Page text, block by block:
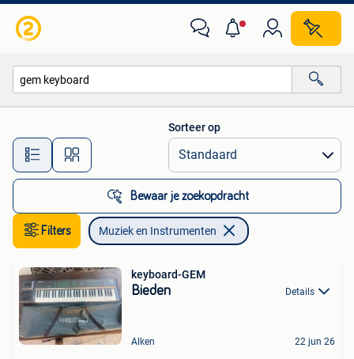
Alle afstanden…
Sorteer op
Bewaar je zoekopdracht
Filters Muziek en Instrumenten
keyboard-GEM
Bieden Details
Alken 22 jun 26